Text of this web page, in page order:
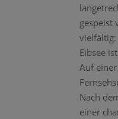
gespeist
Eibsee
Auf
Nach
einer